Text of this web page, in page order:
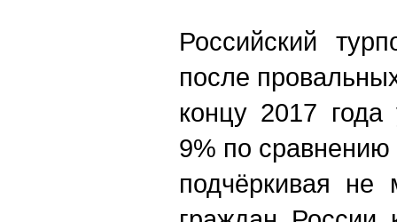
Российский
после
концу 2017 года
9% по
подчёркивая не